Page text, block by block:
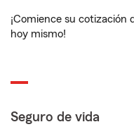
¡Comience su cotización
hoy mismo!
Seguro de vida